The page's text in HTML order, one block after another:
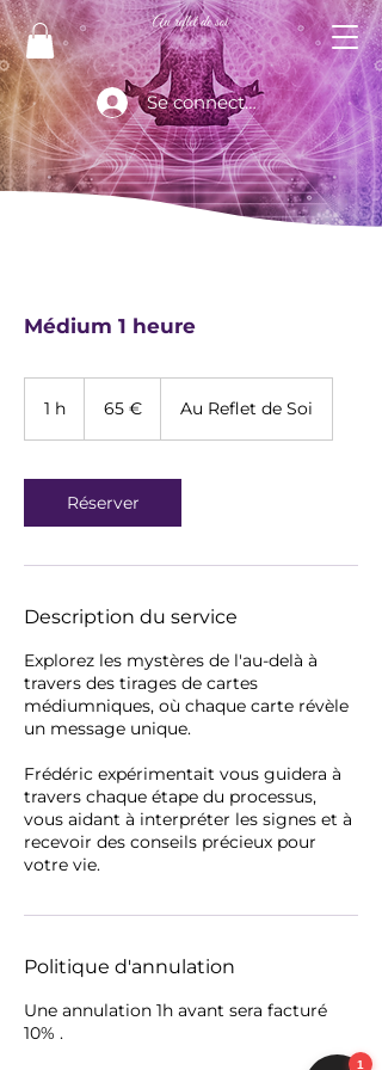
Se connecter
Médium 1 heure
1 h 65 € Au Reflet de Soi
Réserver
Description du service
Explorez les mystères de l'au-delà à
travers des tirages de cartes
médiumniques, où chaque carte révèle
un message unique.
Frédéric expérimentait vous guidera à
travers chaque étape du processus,
vous aidant à interpréter les signes et à
recevoir des conseils précieux pour
votre vie.
Politique d'annulation
Une annulation 1h avant sera facturé
10% .